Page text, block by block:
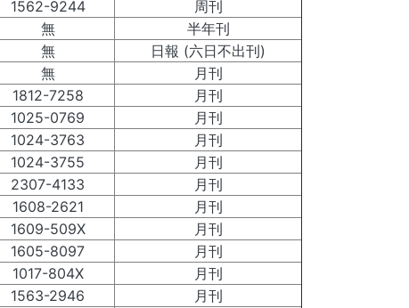
1562-9244
周刊
無
半年刊
無
日報 (六日不出刊)
無
月刊
1812-7258
月刊
1025-0769
月刊
1024-3763
月刊
1024-3755
月刊
2307-4133
月刊
1608-2621
月刊
1609-509X
月刊
1605-8097
月刊
1017-804X
月刊
1563-2946
月刊